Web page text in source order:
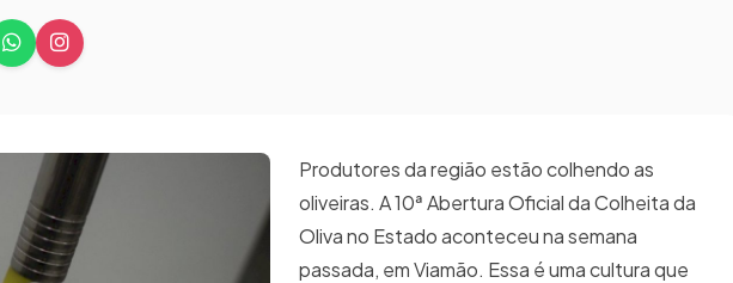
Produtores da região estão colhendo as
oliveiras. A 10ª Abertura Oficial da Colheita da
Oliva no Estado aconteceu na semana
passada, em Viamão. Essa é uma cultura que